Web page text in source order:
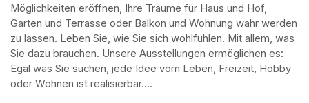
Möglichkeiten eröffnen, Ihre Träume für Haus und Hof,
Garten und Terrasse oder Balkon und Wohnung wahr werden
zu lassen. Leben Sie, wie Sie sich wohlfühlen. Mit allem, was
Sie dazu brauchen. Unsere Ausstellungen ermöglichen es:
Egal was Sie suchen, jede Idee vom Leben, Freizeit, Hobby
oder Wohnen ist realisierbar….